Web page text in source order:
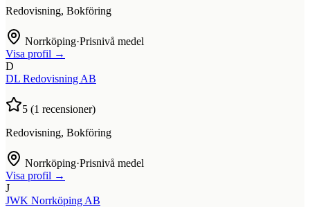
Redovisning, Bokföring
Norrköping·Prisnivå medel
Visa profil →
D
DL Redovisning AB
5 (1 recensioner)
Redovisning, Bokföring
Norrköping·Prisnivå medel
Visa profil →
J
JWK Norrköping AB